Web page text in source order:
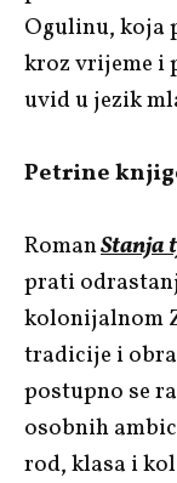
Ogulinu, koja
kroz vrijeme i
uvid u jezik
Petrine
RomanStanja
prati
kolonijalnom
tradicije i
postupno se
osobnih
rod, klasa i